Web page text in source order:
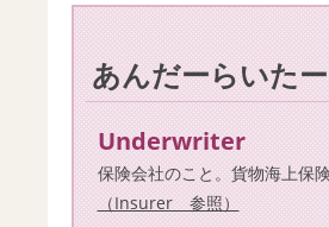
あんだーらいた
Underwriter
保険会社のこと。貨物海上保
（Insurer 参照）